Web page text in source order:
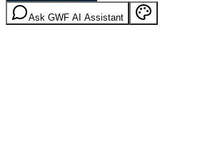
Ask GWF AI Assistant